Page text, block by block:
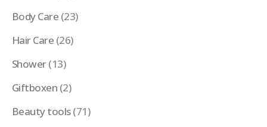
Body Care (23)
Hair Care (26)
Shower(13)
Giftboxen (2)
Beauty tools(71)